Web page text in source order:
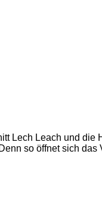
Lech Leach und
so öffnet sich